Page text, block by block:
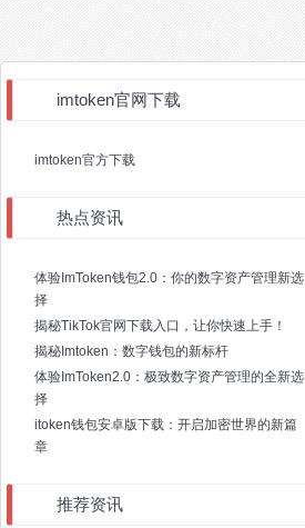
imtoken官网下载
imtoken官方下载
热点资讯
体验ImToken钱包2.0：你的数字资产管理新选
择
揭秘TikTok官网下载入口，让你快速上手！
揭秘Imtoken：数字钱包的新标杆
体验ImToken2.0：极致数字资产管理的全新选
择
itoken钱包安卓版下载：开启加密世界的新篇
章
推荐资讯